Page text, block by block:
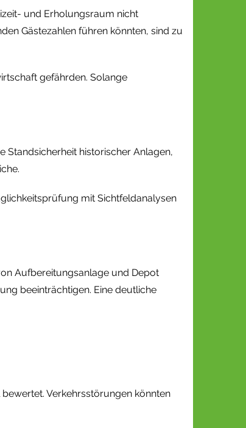
und Erholungsraum nicht
Gästezahlen führen könnten, sind zu
gefährden. Solange
Standsicherheit historischer Anlagen,
mit Sichtfeldanalysen
Aufbereitungsanlage und Depot
beeinträchtigen. Eine deutliche
Verkehrsstörungen könnten